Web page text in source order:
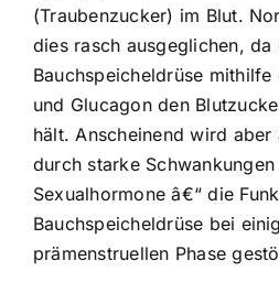
(Traubenzucker) im Blut.
dies rasch ausgeglichen, da
Bauchspeicheldrüse
und Glucagon den
hält. Anscheinend wird
durch starke
Sexualhormone â€“ die
Bauchspeicheldrüse bei
prämenstruellen Phase